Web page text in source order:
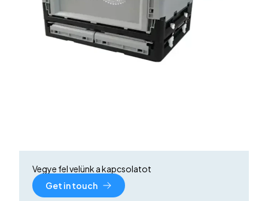
Vegye fel velünk a kapcsolatot
Get in touch